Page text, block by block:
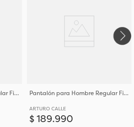
Pantalón para Hombre Regular Fit Tiro Medio y Bota Recta en Algodón Pantalón para Hombre Regular Fit Tiro Medio y Bota Recta en Algodón
ARTURO CALLE
$ 189.990